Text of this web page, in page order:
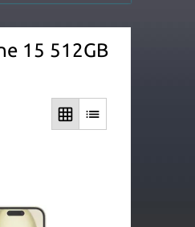
15 512GB
grid_on list